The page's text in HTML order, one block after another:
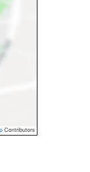
Contributors